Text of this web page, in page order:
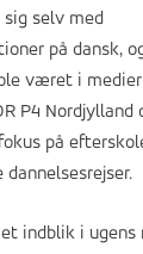
selv med
på dansk,
været i
P4 Nordjylland
på
indblik i ugens